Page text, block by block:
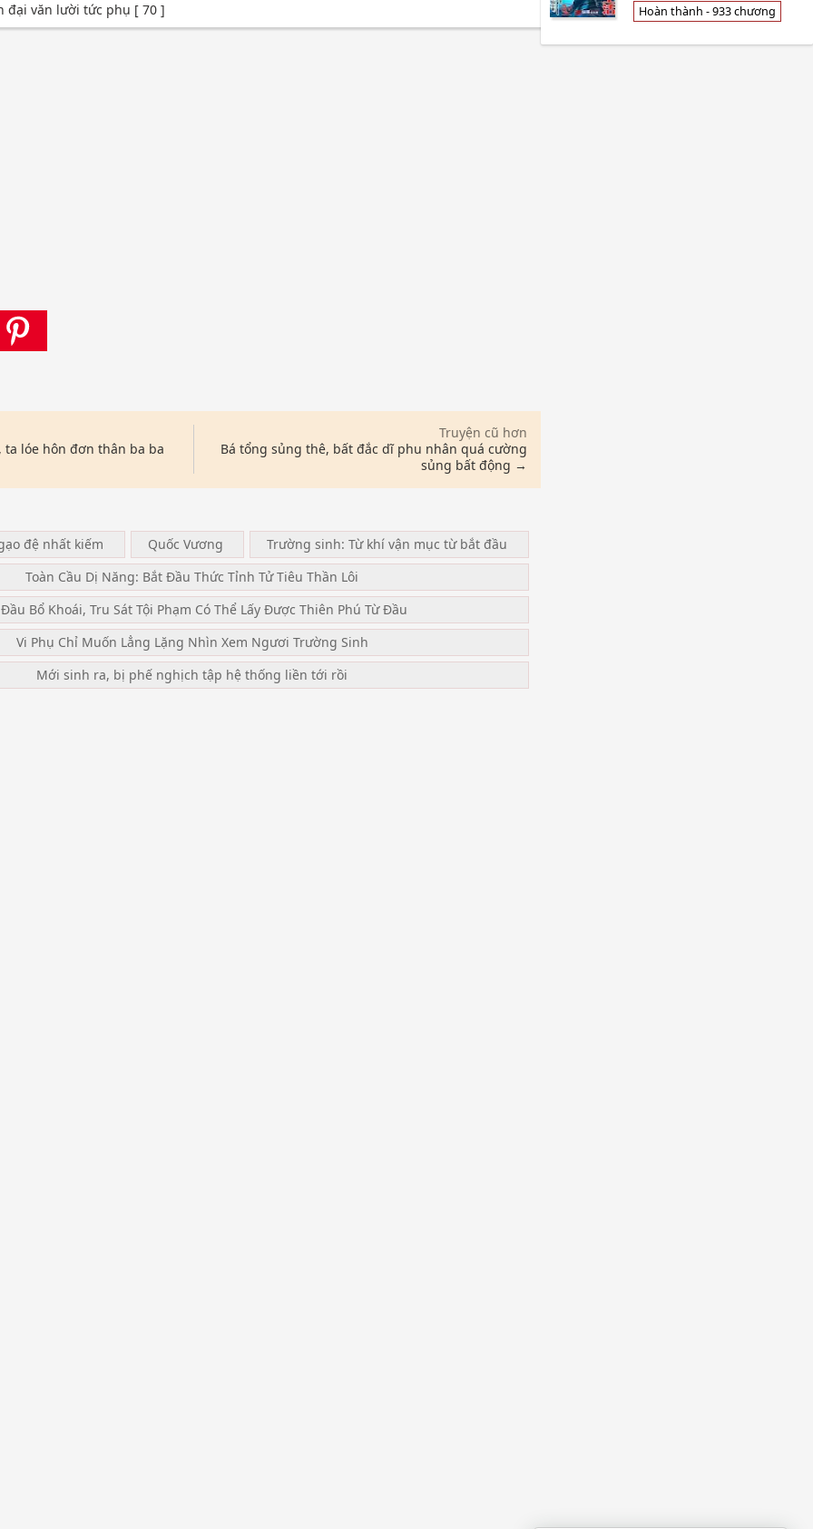
đại văn lười tức phụ [ 70 ]
lóe hôn đơn thân ba ba
Truyện cũ hơn
Bá tổng sủng thê, bất đắc dĩ phu nhân quá cường
sủng bất động →
đệ nhất kiếm Quốc Vương
Trường sinh: Từ khí vận mục từ bắt đầu
Toàn Cầu Dị Năng: Bắt Đầu Thức Tỉnh Tử Tiêu Thần Lôi
Bổ Khoái, Tru Sát Tội Phạm Có Thể Lấy Được Thiên Phú Từ Đầu
Vi Phụ Chỉ Muốn Lẳng Lặng Nhìn Xem Ngươi Trường Sinh
Mới sinh ra, bị phế nghịch tập hệ thống liền tới rồi
nên hắn thế thân cho muội
muội của mình làm một
Hoàn thành - 933 chương